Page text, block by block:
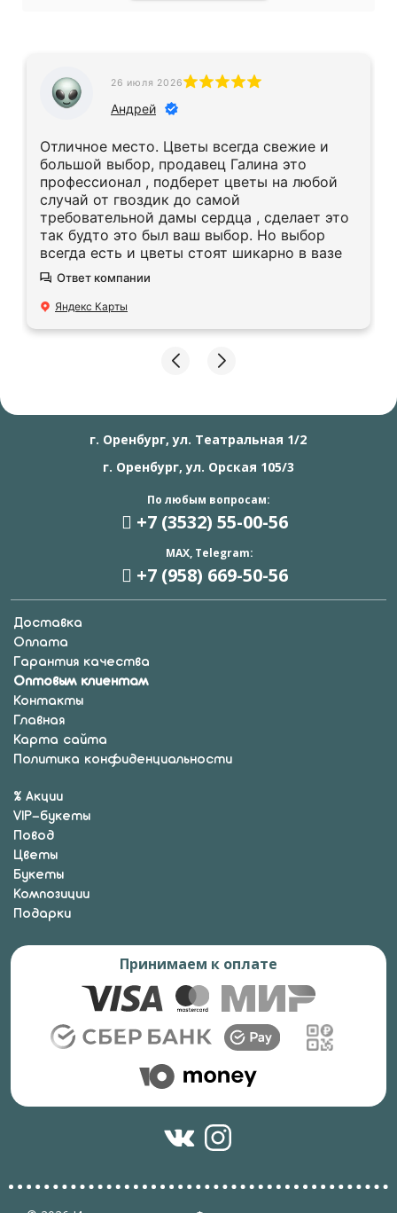
26 июля 2026
Андрей
Отличное место. Цветы всегда свежие и
большой выбор, продавец Галина это
профессионал , подберет цветы на любой
случай от гвоздик до самой
требовательной дамы сердца , сделает это
так будто это был ваш выбор. Но выбор
всегда есть и цветы стоят шикарно в вазе
Ответ компании
Яндекс Карты
г. Оренбург, ул. Театральная 1/2
г. Оренбург, ул. Орская 105/3
По любым вопросам:
+7 (3532) 55-00-56
MAX, Telegram:
+7 (958) 669-50-56
Доставка
Оплата
Гарантия качества
Оптовым клиентам
Контакты
Главная
Карта сайта
Политика конфиденциальности
% Акции
VIP-букеты
Повод
Цветы
Букеты
Композиции
Подарки
Принимаем к оплате